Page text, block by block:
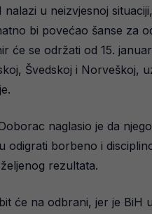
nalazi u neizvjesnoj
bi povećao šanse za
će se održati od 15.
Švedskoj i Norveškoj,
naglasio je da
odigrati borbeno i
rezultata.
će na odbrani, jer je BiH u